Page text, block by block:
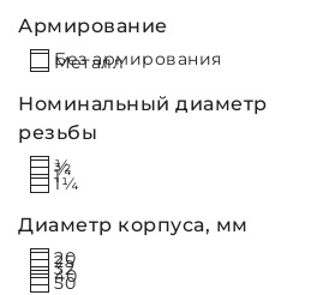
Армирование
Без армирования
Металл
Номинальный диаметр
резьбы
½
¾
1
1¼
Диаметр корпуса, мм
20
25
32
40
50